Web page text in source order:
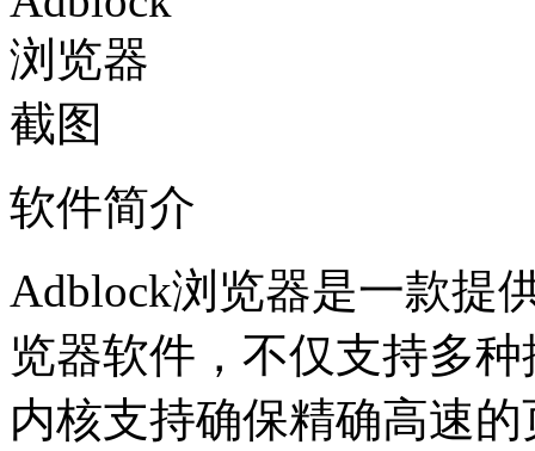
软件简介
Adblock浏览器是一款提
览器软件，不仅支持多
内核支持确保精确高速